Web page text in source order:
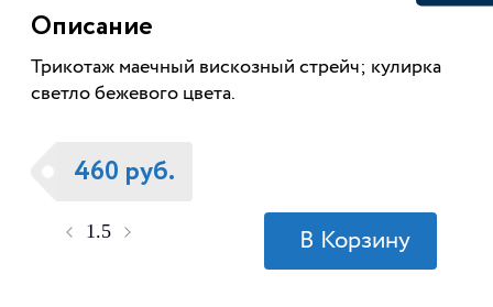
Описание
Трикотаж маечный вискозный стрейч; кулирка
светло бежевого цвета.
460 руб.